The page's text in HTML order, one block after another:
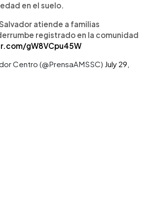
en el suelo.
atiende a familias
registrado en la comunidad
gW8VCpu45W
Centro (@PrensaAMSSC) July 29,